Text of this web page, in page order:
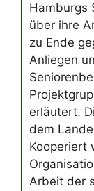
Hamburgs
über ihre
zu Ende
Anliegen
erläutert.
dem
Kooperiert
Arbeit der